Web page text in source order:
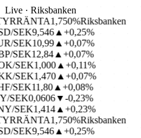
Live · Riksbanken
1,750%Riksbanken
SEK9,546▲+0,25%
SEK10,99▲+0,07%
SEK12,84▲+0,07%
SEK1,000▲+0,11%
SEK1,470▲+0,07%
SEK11,80▲+0,08%
SEK0,0606▼-0,23%
SEK1,414▲+0,23%
1,750%Riksbanken
SEK9,546▲+0,25%